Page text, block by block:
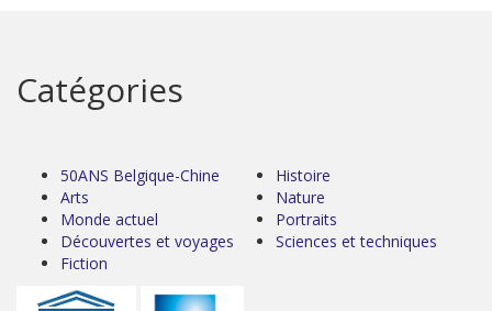
Catégories
50ANS Belgique-Chine
Arts
Monde actuel
Découvertes et voyages
Fiction
Histoire
Nature
Portraits
Sciences et techniques